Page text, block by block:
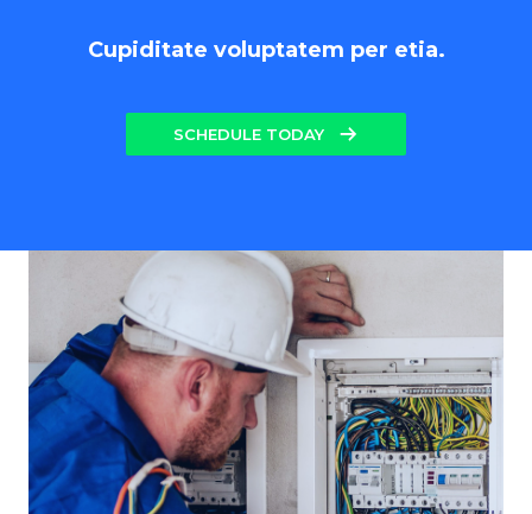
Cupiditate voluptatem per etia.
SCHEDULE TODAY